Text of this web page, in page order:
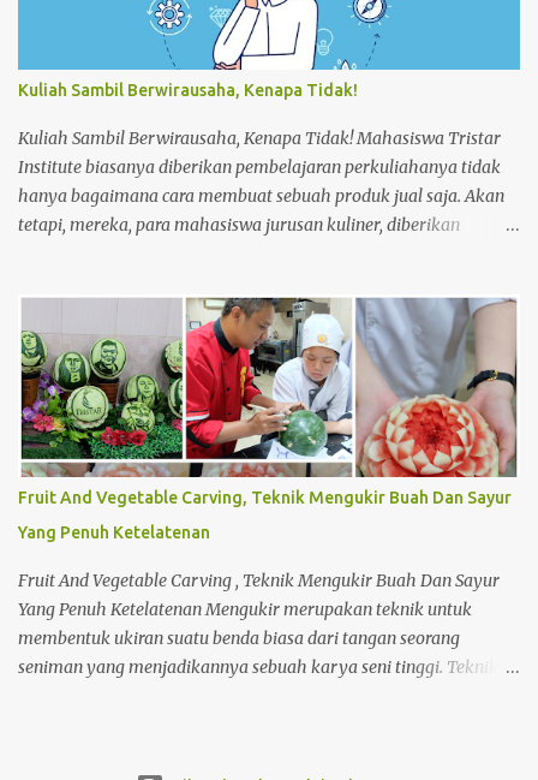
3. Dorong trolley menuju kamar dengan benar 4. Letakan
trolley di depan kamar tamu 5. Ketok pintu dengan
mengucapkan “Housekeeping” max 3x 6. Buka pintu perlahan-
Kuliah Sambil Berwirausaha, Kenapa Tidak!
Kuliah Sambil Berwirausaha, Kenapa Tidak! Mahasiswa Tristar
Institute biasanya diberikan pembelajaran perkuliahanya tidak
hanya bagaimana cara membuat sebuah produk jual saja. Akan
tetapi, mereka, para mahasiswa jurusan kuliner, diberikan
bawah seperti usaha kecil menengah (UKM). Seperti halnya,
membuat perencanaan, strategi penjualan hingga perhitungan
harga produk dalam membuat sebuah produk jual. Saat mereka
masih menjadi mahasiswa, ada salah satu mata kuliah yang
mempelajari menjadi wirausahawan. Sekaligus mempraktikanya
langsung di lapangan. Sehingga mereka dapat merasakan
bagaimana menjadi seorang wirausahawan sebenarnya. Dan tak
sedikit, mahasiswa yang sudah mempelajari perkuliahan
tersebut ingin segera melakukannya sendiri. Meskipun mereka
masih berstatus mahasiswa di Tristar Institute, mereka berani
untuk menjual suatu produk hasi...
Fruit And Vegetable Carving, Teknik Mengukir Buah Dan Sayur
Yang Penuh Ketelatenan
Fruit And Vegetable Carving , Teknik Mengukir Buah Dan Sayur
Yang Penuh Ketelatenan Mengukir merupakan teknik untuk
membentuk ukiran suatu benda biasa dari tangan seorang
seniman yang menjadikannya sebuah karya seni tinggi. Teknik